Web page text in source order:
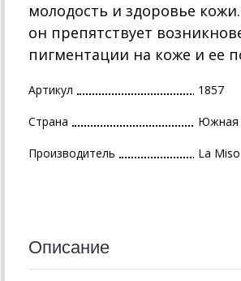
молодость и здоровье
он препятствует
пигментации на коже и ее
Артикул 1857
Страна Южная
Производитель La Miso
Описание